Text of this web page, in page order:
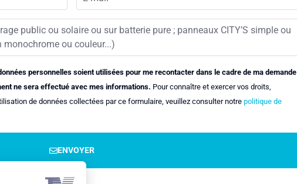
personnelles soient utilisées pour me recontacter dans le cadre de ma demande
ne sera effectué avec mes informations. Pour connaître et exercer vos droits,
de données collectées par ce formulaire, veuillez consulter notre politique de
ENVOYER